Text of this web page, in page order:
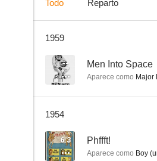
--
Todo Reparto
1959
-- Men Into Space
Aparece como Major
1954
6.3 Phffft!
Aparece como Boy